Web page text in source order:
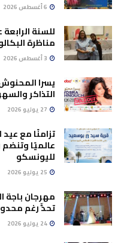
للسنة
مناظرة
يسرا
التذاكر
تزامنًا مع
عالميًا وتنضم
لليونسكو
مهرجان باجة
تحدٍّ رغم